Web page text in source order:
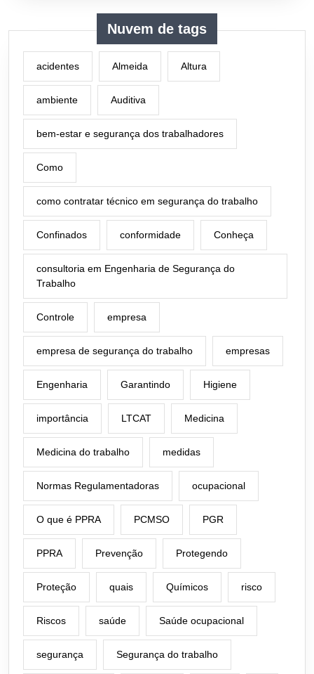
Nuvem de tags
acidentes Almeida Altura
ambiente Auditiva
bem-estar e segurança dos trabalhadores
Como
como contratar técnico em segurança do trabalho
Confinados conformidade Conheça
consultoria em Engenharia de Segurança do
Trabalho
Controle empresa
empresa de segurança do trabalho empresas
Engenharia Garantindo Higiene
importância LTCAT Medicina
Medicina do trabalho medidas
Normas Regulamentadoras ocupacional
O que é PPRA PCMSO PGR
PPRA Prevenção Protegendo
Proteção quais Químicos risco
Riscos saúde Saúde ocupacional
segurança Segurança do trabalho